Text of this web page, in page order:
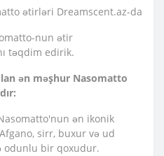
ətirləri Dreamscent.az-da
nun ətir
təqdim edirik.
ən məşhur Nasomatto
ən ikonik
sirr, buxur və ud
odunlu bir qoxudur.